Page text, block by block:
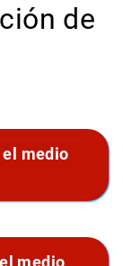
de
medio
medio